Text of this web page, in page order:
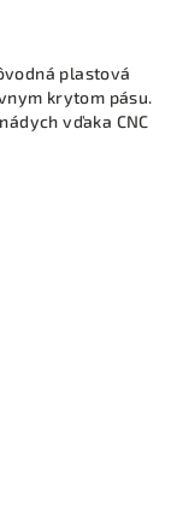
plastová
krytom pásu.
vďaka CNC